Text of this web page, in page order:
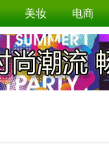
美妆 电商